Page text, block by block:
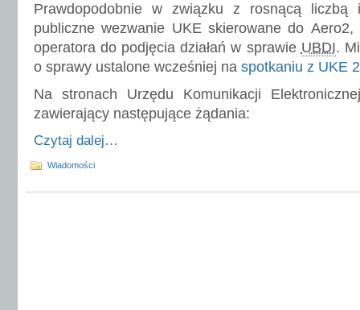
Prawdopodobnie w związku z rosnącą liczbą
publiczne wezwanie UKE skierowane do
operatora do podjęcia działań w sprawie UBDI.
o sprawy ustalone wcześniej na spotkaniu z UKE
Na stronach Urzędu Komunikacji
zawierający następujące żądania:
Czytaj dalej…
Wiadomości